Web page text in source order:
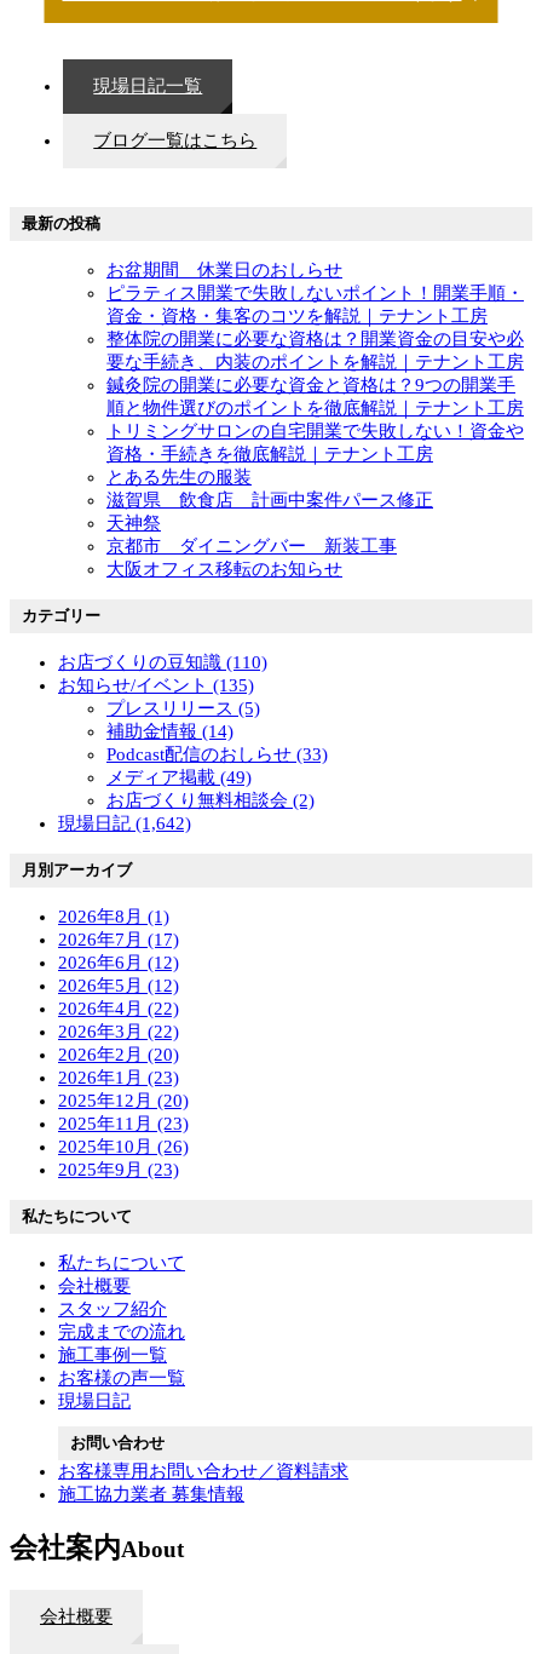
現場日記一覧
ブログ一覧はこちら
最新の投稿
お盆期間 休業日のおしらせ
ピラティス開業で失敗しないポイント！開業手順・
資金・資格・集客のコツを解説｜テナント工房
整体院の開業に必要な資格は？開業資金の目安や必
要な手続き、内装のポイントを解説｜テナント工房
鍼灸院の開業に必要な資金と資格は？9つの開業手
順と物件選びのポイントを徹底解説｜テナント工房
トリミングサロンの自宅開業で失敗しない！資金や
資格・手続きを徹底解説｜テナント工房
とある先生の服装
滋賀県 飲食店 計画中案件パース修正
天神祭
京都市 ダイニングバー 新装工事
大阪オフィス移転のお知らせ
カテゴリー
お店づくりの豆知識 (110)
お知らせ/イベント (135)
プレスリリース (5)
補助金情報 (14)
Podcast配信のおしらせ (33)
メディア掲載 (49)
お店づくり無料相談会 (2)
現場日記 (1,642)
月別アーカイブ
2026年8月 (1)
2026年7月 (17)
2026年6月 (12)
2026年5月 (12)
2026年4月 (22)
2026年3月 (22)
2026年2月 (20)
2026年1月 (23)
2025年12月 (20)
2025年11月 (23)
2025年10月 (26)
2025年9月 (23)
私たちについて
私たちについて
会社概要
スタッフ紹介
完成までの流れ
施工事例一覧
お客様の声一覧
現場日記
お問い合わせ
お客様専用お問い合わせ／資料請求
施工協力業者 募集情報
会社案内About
会社概要